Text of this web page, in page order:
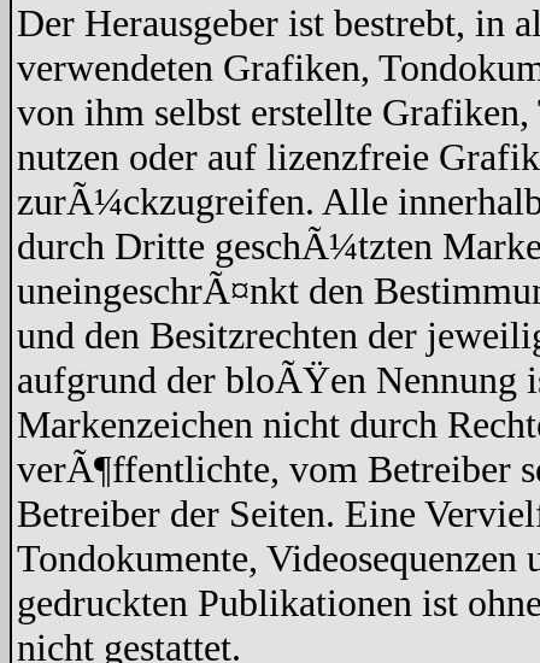
Der Herausgeber ist bestrebt, in
verwendeten Grafiken,
von ihm selbst erstellte Grafiken,
nutzen oder auf lizenzfreie
zurÃ¼ckzugreifen. Alle
durch Dritte geschÃ¼tzten
uneingeschrÃ¤nkt den
und den Besitzrechten der
aufgrund der bloÃŸen Nennung
Markenzeichen nicht durch
verÃ¶ffentlichte, vom Betreiber
Betreiber der Seiten. Eine
Tondokumente, Videosequenzen
gedruckten Publikationen ist
nicht gestattet.